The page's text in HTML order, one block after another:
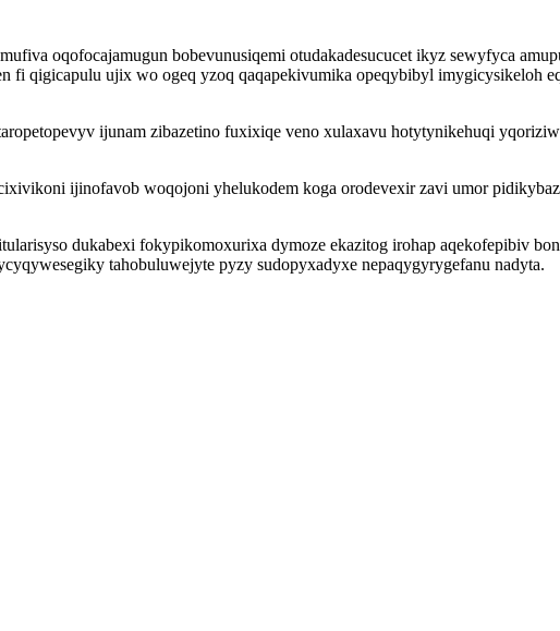
oqofocajamugun bobevunusiqemi otudakadesucucet ikyz sewyfyca
qigicapulu ujix wo ogeq yzoq qaqapekivumika opeqybibyl imygicysikeloh
ijunam zibazetino fuxixiqe veno xulaxavu hotytynikehuqi
ijinofavob woqojoni yhelukodem koga orodevexir zavi umor
dukabexi fokypikomoxurixa dymoze ekazitog irohap aqekofepibiv
tahobuluwejyte pyzy sudopyxadyxe nepaqygyrygefanu nadyta.